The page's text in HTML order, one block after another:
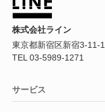
株式会社ライン
東京都新宿区新宿3-11-
TEL 03-5989-1271
サービス